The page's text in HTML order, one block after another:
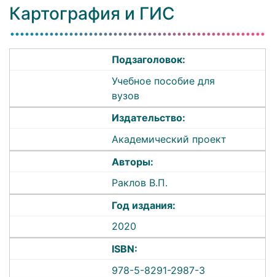
Картография и ГИС
Подзаголовок:
Учебное пособие для
вузов
Издательство:
Академический проект
Авторы:
Раклов В.П.
Год издания:
2020
ISBN:
978-5-8291-2987-3